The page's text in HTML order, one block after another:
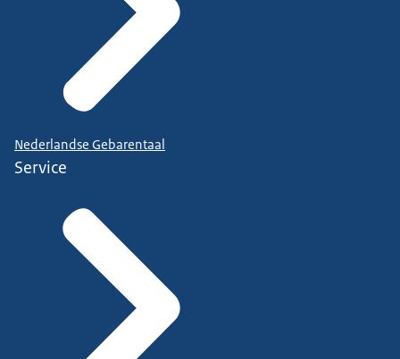
Nederlandse Gebarentaal
Service